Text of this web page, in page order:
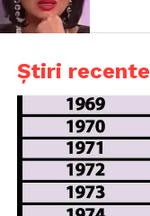
Știri recente